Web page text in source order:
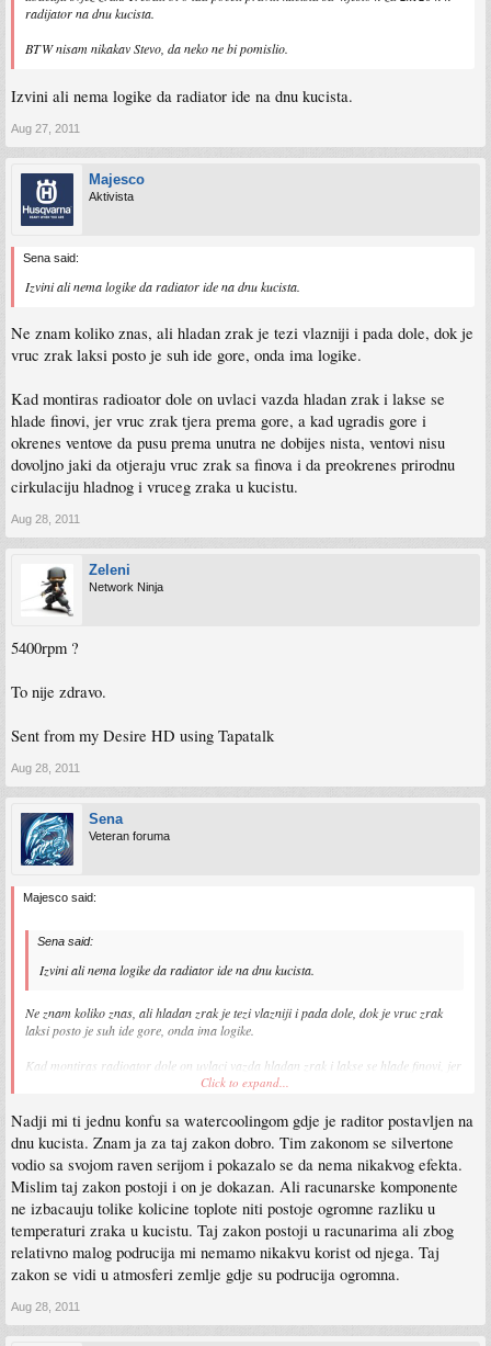
radijator na dnu kucista.
BTW nisam nikakav Stevo, da neko ne bi pomislio.
Izvini ali nema logike da radiator ide na dnu kucista.
Aug 27, 2011
Majesco
Aktivista
Sena said:
Izvini ali nema logike da radiator ide na dnu kucista.
Ne znam koliko znas, ali hladan zrak je tezi vlazniji i pada dole, dok je
vruc zrak laksi posto je suh ide gore, onda ima logike.
Kad montiras radioator dole on uvlaci vazda hladan zrak i lakse se
hlade finovi, jer vruc zrak tjera prema gore, a kad ugradis gore i
okrenes ventove da pusu prema unutra ne dobijes nista, ventovi nisu
dovoljno jaki da otjeraju vruc zrak sa finova i da preokrenes prirodnu
cirkulaciju hladnog i vruceg zraka u kucistu.
Aug 28, 2011
Zeleni
Network Ninja
5400rpm ?
To nije zdravo.
Sent from my Desire HD using Tapatalk
Aug 28, 2011
Sena
Veteran foruma
Majesco said:
Sena said:
Izvini ali nema logike da radiator ide na dnu kucista.
Ne znam koliko znas, ali hladan zrak je tezi vlazniji i pada dole, dok je vruc zrak
laksi posto je suh ide gore, onda ima logike.
Kad montiras radioator dole on uvlaci vazda hladan zrak i lakse se hlade finovi, jer
vruc zrak tjera prema gore, a kad ugradis gore i okrenes ventove da pusu prema
da preokrenes prirodnu cirkulaciju hladnog i vruceg zraka u kucistu.
Click to expand...
Nadji mi ti jednu konfu sa watercoolingom gdje je raditor postavljen na
dnu kucista. Znam ja za taj zakon dobro. Tim zakonom se silvertone
vodio sa svojom raven serijom i pokazalo se da nema nikakvog efekta.
Mislim taj zakon postoji i on je dokazan. Ali racunarske komponente
ne izbacauju tolike kolicine toplote niti postoje ogromne razliku u
temperaturi zraka u kucistu. Taj zakon postoji u racunarima ali zbog
relativno malog podrucija mi nemamo nikakvu korist od njega. Taj
zakon se vidi u atmosferi zemlje gdje su podrucija ogromna.
Aug 28, 2011